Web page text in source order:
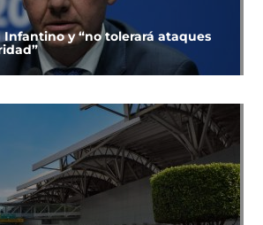
Infantino y “no tolerará ataques